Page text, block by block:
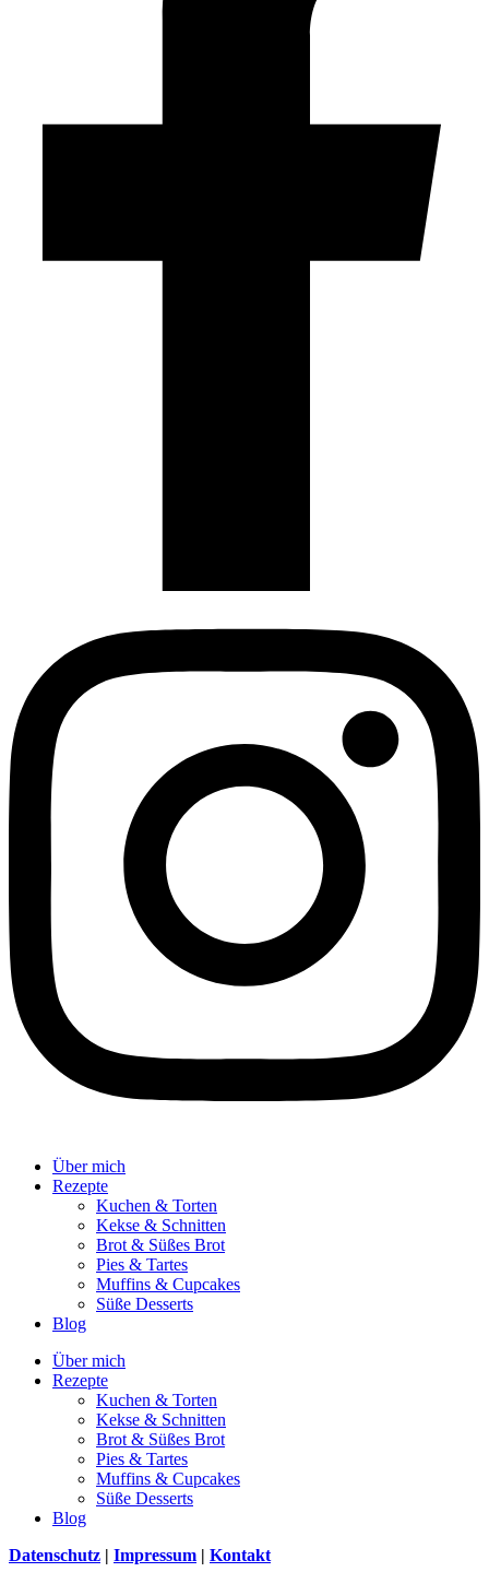
Über mich
Rezepte
Kuchen & Torten
Kekse & Schnitten
Brot & Süßes Brot
Pies & Tartes
Muffins & Cupcakes
Süße Desserts
Blog
Über mich
Rezepte
Kuchen & Torten
Kekse & Schnitten
Brot & Süßes Brot
Pies & Tartes
Muffins & Cupcakes
Süße Desserts
Blog
Datenschutz | Impressum | Kontakt